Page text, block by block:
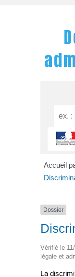
Accueil
Dossier
Vérifié le
légale et
La